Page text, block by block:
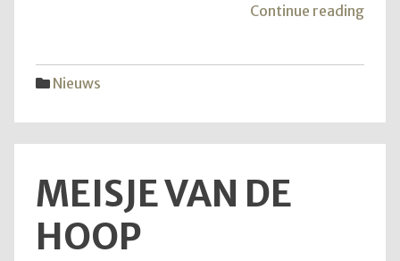
Continue reading"De
Nieuws
MEISJE VAN DE
HOOP